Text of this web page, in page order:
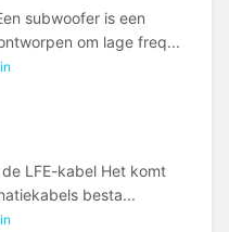
subwoofer is een
om lage freq...
LFE-kabel Het komt
besta...